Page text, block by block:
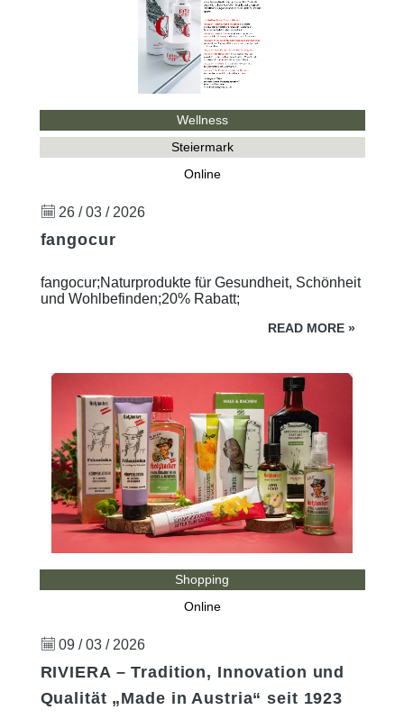
Wellness
Steiermark
Online
26 / 03 / 2026
fangocur
fangocur;Naturprodukte für Gesundheit, Schönheit
und Wohlbefinden;20% Rabatt;
READ MORE »
Shopping
Online
09 / 03 / 2026
RIVIERA – Tradition, Innovation und
Qualität „Made in Austria“ seit 1923